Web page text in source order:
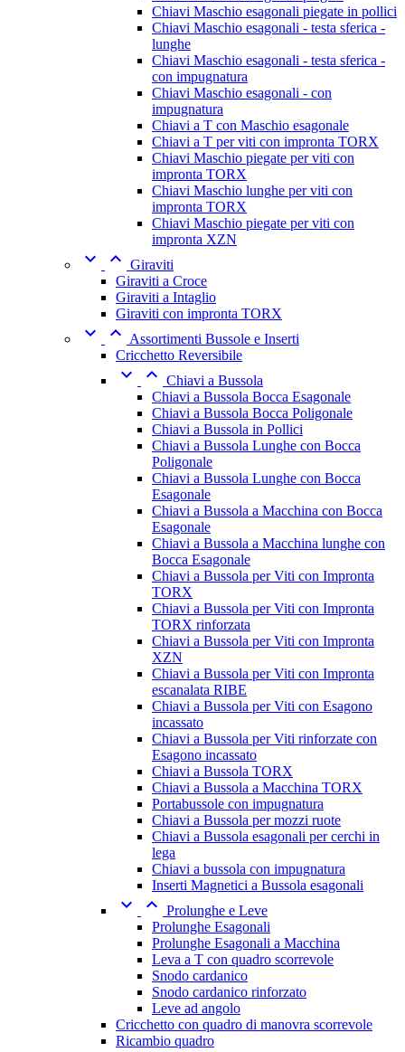
Chiavi Maschio esagonali piegate in pollici
Chiavi Maschio esagonali - testa sferica -
lunghe
Chiavi Maschio esagonali - testa sferica -
con impugnatura
Chiavi Maschio esagonali - con
impugnatura
Chiavi a T con Maschio esagonale
Chiavi a T per viti con impronta TORX
Chiavi Maschio piegate per viti con
impronta TORX
Chiavi Maschio lunghe per viti con
impronta TORX
Chiavi Maschio piegate per viti con
impronta XZN
  Giraviti
Giraviti a Croce
Giraviti a Intaglio
Giraviti con impronta TORX
  Assortimenti Bussole e Inserti
Cricchetto Reversibile
  Chiavi a Bussola
Chiavi a Bussola Bocca Esagonale
Chiavi a Bussola Bocca Poligonale
Chiavi a Bussola in Pollici
Chiavi a Bussola Lunghe con Bocca
Poligonale
Chiavi a Bussola Lunghe con Bocca
Esagonale
Chiavi a Bussola a Macchina con Bocca
Esagonale
Chiavi a Bussola a Macchina lunghe con
Bocca Esagonale
Chiavi a Bussola per Viti con Impronta
TORX
Chiavi a Bussola per Viti con Impronta
TORX rinforzata
Chiavi a Bussola per Viti con Impronta
XZN
Chiavi a Bussola per Viti con Impronta
escanalata RIBE
Chiavi a Bussola per Viti con Esagono
incassato
Chiavi a Bussola per Viti rinforzate con
Esagono incassato
Chiavi a Bussola TORX
Chiavi a Bussola a Macchina TORX
Portabussole con impugnatura
Chiavi a Bussola per mozzi ruote
Chiavi a Bussola esagonali per cerchi in
lega
Chiavi a bussola con impugnatura
Inserti Magnetici a Bussola esagonali
  Prolunghe e Leve
Prolunghe Esagonali
Prolunghe Esagonali a Macchina
Leva a T con quadro scorrevole
Snodo cardanico
Snodo cardanico rinforzato
Leve ad angolo
Cricchetto con quadro di manovra scorrevole
Ricambio quadro